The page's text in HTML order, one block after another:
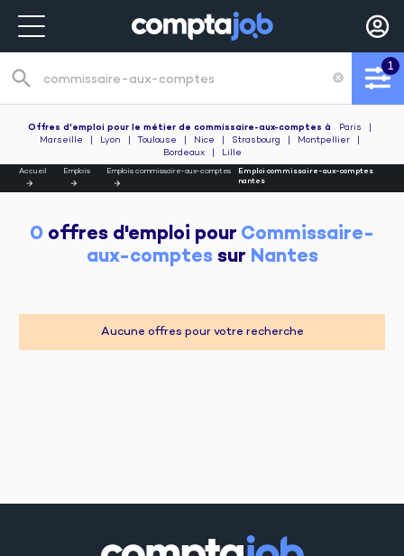
Recherche de poste
search cancel
1
Offres d'emploi pour le métier de commissaire-aux-comptes à Paris
Marseille
Lyon Toulouse Nice Strasbourg Montpellier
Bordeaux
Lille
Accueil Emplois Emplois commissaire-aux-comptes
Emploi commissaire-aux-comptes
nantes
0 offres d'emploi pour Commissaire-
aux-comptes sur Nantes
Aucune offres pour votre recherche